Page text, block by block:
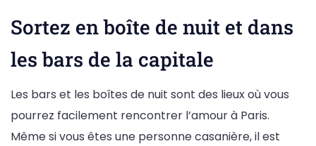
Sortez en boîte de nuit et dans
les bars de la capitale
Les bars et les boîtes de nuit sont des lieux où vous
pourrez facilement rencontrer l’amour à Paris.
Même si vous êtes une personne casanière, il est